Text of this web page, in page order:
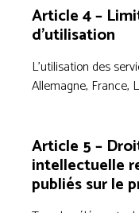
Article 4 –
d’utilisation
L’utilisation des
Allemagne, France,
Article 5 –
intellectuelle
publiés sur le